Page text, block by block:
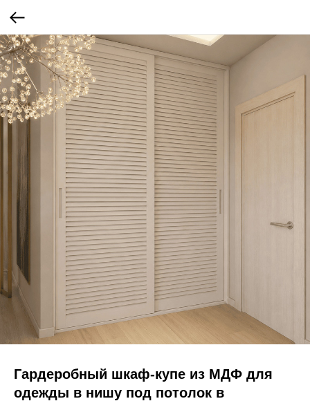
Гардеробный шкаф-купе из МДФ для
одежды в нишу под потолок в